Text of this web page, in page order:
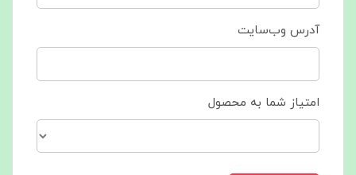
آدرس وب‌سایت
امتیاز شما به محصول